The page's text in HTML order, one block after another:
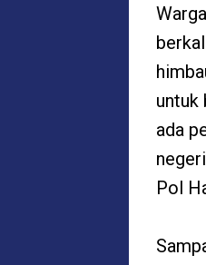
untuk
ada
Pol